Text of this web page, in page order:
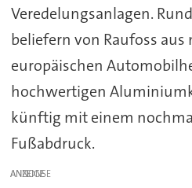
Veredelungsanlagen.
beliefern von Raufoss aus
europäischen
hochwertigen
künftig mit einem
Fußabdruck.
ANZEIGE